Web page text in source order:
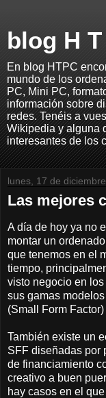
blog H T
En blog HTPC
mundo de los
PC, Mini PC,
información sobre
redes. Tenéis a
Wikipedia y alguna
interesantes de los
lunes, 17 de
Las mejores
A día de hoy ya no
montar un
que tenemos en el
tiempo,
visto negocio en
sus gamas
(Small Form Factor)
También existe un
SFF diseñadas por
de financiamiento
creativo a buen
hay casos en el